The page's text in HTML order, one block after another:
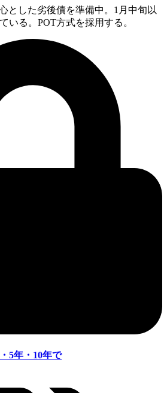
とした劣後債を準備中。1月中旬以
いる。POT方式を採用する。
5年・10年で